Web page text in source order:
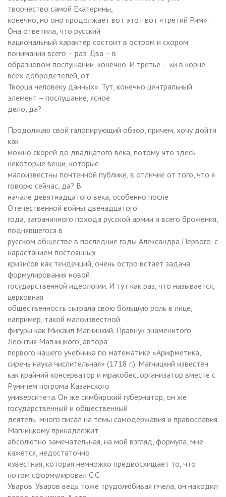
творчество самой Екатерины,
конечно, но оно продолжает вот этот вот «третий Рим».
Она ответила, что русский
национальный характер состоит в остром и скором
понимании всего – раз. Два – в
образцовом послушании, конечно. И третье – «и в корне
всех добродетелей, от
Творца человеку данных». Тут, конечно центральный
элемент – послушание, ясное
дело, да?
Продолжаю свой галопирующий обзор, причем, хочу дойти
как
можно скорей до двадцатого века, потому что здесь
некоторые вещи, которые
малоизвестны почтенной публике, в отличие от того, что я
говорю сейчас, да? В
начале девятнадцатого века, особенно после
Отечественной войны двенадцатого
года, заграничного похода русской армии и всего брожения,
поднявшегося в
русском обществе в последние годы Александра Первого, с
нарастанием постоянных
кризисов как тенденций, очень остро встаёт задача
формулирования новой
государственной идеологии. И тут как раз, что называется,
церковная
общественность сыграла свою большую роль в лице,
например, такой малоизвестной
фигуры как Михаил Магницкий. Правнук знаменитого
Леонтия Магницкого, автора
первого нашего учебника по математике «Арифметика,
сиречь наука числительная» (1718 г.). Магницкий известен
как крайний консерватор и мракобес, организатор вместе с
Руничем погрома Казанского
университета. Он же симбирский губернатор, он же
государственный и общественный
деятель, много писал на темы самодержавия и православия.
Магницкому принадлежит
абсолютно замечательная, на мой взгляд, формула, мне
кажется, недостаточно
известная, которая немножко предвосхищает то, что
потом сформулировал С.С.
Уваров. Уваров ведь тоже трудолюбивая пчела, он находил